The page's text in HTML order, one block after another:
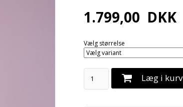
1.799,00 DKK
Vælg størrelse
Læg i kurv